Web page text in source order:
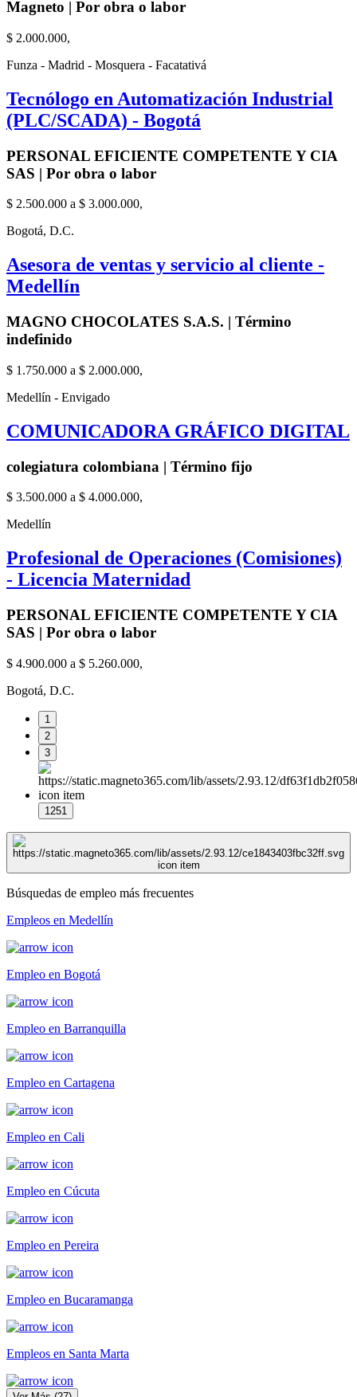
Magneto | Por obra o labor
$ 2.000.000,
Funza - Madrid - Mosquera - Facatativá
Tecnólogo en Automatización Industrial
(PLC/SCADA) - Bogotá
PERSONAL EFICIENTE COMPETENTE Y CIA
SAS | Por obra o labor
$ 2.500.000 a $ 3.000.000,
Bogotá, D.C.
Asesora de ventas y servicio al cliente -
Medellín
MAGNO CHOCOLATES S.A.S. | Término
indefinido
$ 1.750.000 a $ 2.000.000,
Medellín - Envigado
COMUNICADORA GRÁFICO DIGITAL
colegiatura colombiana | Término fijo
$ 3.500.000 a $ 4.000.000,
Medellín
Profesional de Operaciones (Comisiones)
- Licencia Maternidad
PERSONAL EFICIENTE COMPETENTE Y CIA
SAS | Por obra o labor
$ 4.900.000 a $ 5.260.000,
Bogotá, D.C.
1
2
3
1251
Búsquedas de empleo más frecuentes
Empleos en Medellín
Empleo en Bogotá
Empleo en Barranquilla
Empleo en Cartagena
Empleo en Cali
Empleo en Cúcuta
Empleo en Pereira
Empleo en Bucaramanga
Empleos en Santa Marta